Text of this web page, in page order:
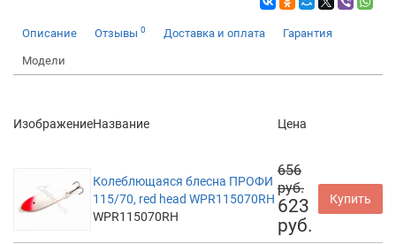
Описание Отзывы 0 Доставка и оплата Гарантия
Модели
ИзображениеНазвание Цена
Колеблющаяся блесна ПРОФИ
115/70, red head WPR115070RH
WPR115070RH
656
руб.
623
руб.
Купить